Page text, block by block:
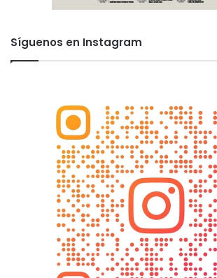
Síguenos en Instagram